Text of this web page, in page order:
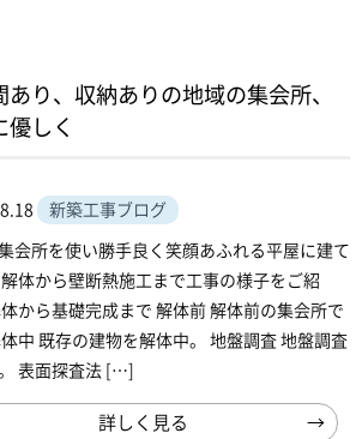
り、収納ありの地域の集会所、
優しく
新築工事ブログ
会所を使い勝手良く笑顔あふれる平屋に建て
体から壁断熱施工まで工事の様子をご紹
から基礎完成まで 解体前 解体前の集会所で
中 既存の建物を解体中。 地盤調査 地盤調査
表面探査法 […]
詳しく見る